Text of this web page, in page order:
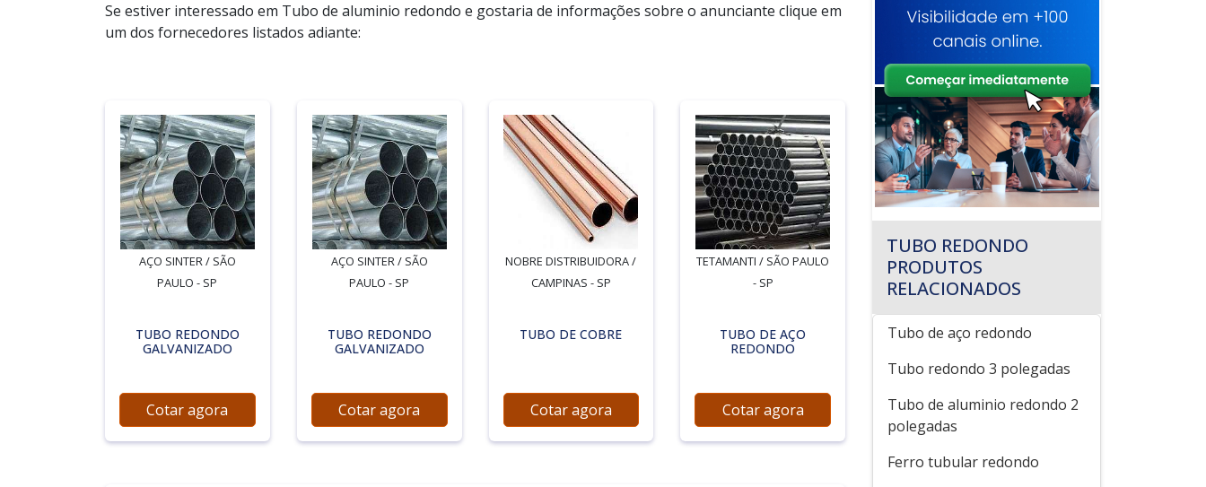
Se estiver interessado em Tubo de aluminio redondo e gostaria de informações sobre o anunciante clique em
um dos fornecedores listados adiante:
AÇO SINTER / SÃO
PAULO - SP
TUBO REDONDO
GALVANIZADO
Cotar agora
AÇO SINTER / SÃO
PAULO - SP
TUBO REDONDO
GALVANIZADO
Cotar agora
NOBRE DISTRIBUIDORA /
CAMPINAS - SP
TUBO DE COBRE
Cotar agora
TETAMANTI / SÃO PAULO
- SP
TUBO DE AÇO
REDONDO
Cotar agora
TUBO REDONDO
PRODUTOS
RELACIONADOS
Tubo de aço redondo
Tubo redondo 3 polegadas
Tubo de aluminio redondo 2
polegadas
Ferro tubular redondo